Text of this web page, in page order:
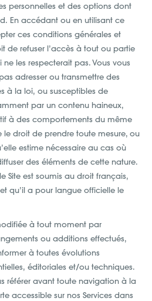
personnelles et des options dont
En accédant ou en utilisant ce
ces conditions générales et
de refuser l’accès à tout ou partie
les respecterait pas. Vous vous
adresser ou transmettre des
à la loi, ou susceptibles de
par un contenu haineux,
à des comportements du même
le droit de prendre toute mesure, ou
estime nécessaire au cas où
des éléments de cette nature.
Site est soumis au droit français,
qu’il a pour langue officielle le
à tout moment par
ou additions effectués,
à toutes évolutions
éditoriales et/ou techniques.
référer avant toute navigation à la
accessible sur nos Services dans